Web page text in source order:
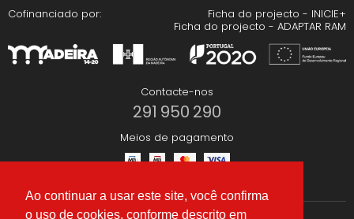
Ao continuar a usar este site, você confirma
o uso de cookies, conforme descrito em
Cofinanciado por:
Ficha do projecto - INICIE+
Ficha do projecto - ADAPTAR RAM
Contacte-nos
291 950 290
Meios de pagamento